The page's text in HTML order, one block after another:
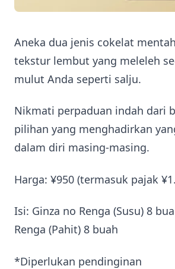
Aneka dua jenis cokelat
tekstur lembut yang meleleh
mulut Anda seperti salju.
Nikmati perpaduan indah dari
pilihan yang menghadirkan
dalam diri masing-masing.
Harga: ¥950 (termasuk pajak
Isi: Ginza no Renga (Susu) 8
Renga (Pahit) 8 buah
*Diperlukan pendinginan